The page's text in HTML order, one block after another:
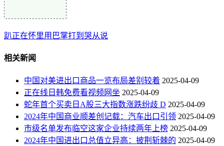
趴正在怀里用巴掌打到哭从说
相关新闻
中国对美进出口商品一览布局差别较着 2025-04-09
正在线日韩免费看视频网坐 2025-04-09
蛇年首个买卖日A股三大指数涨跌纷歧 D 2025-04-09
2024年中国商业顺差创记载：汽车出口引领 2025-04-09
市级名单发布临空这家企业持续两年上榜 2025-04-09
2024年中国进出口总值立异高：披荆斩棘的 2025-04-09